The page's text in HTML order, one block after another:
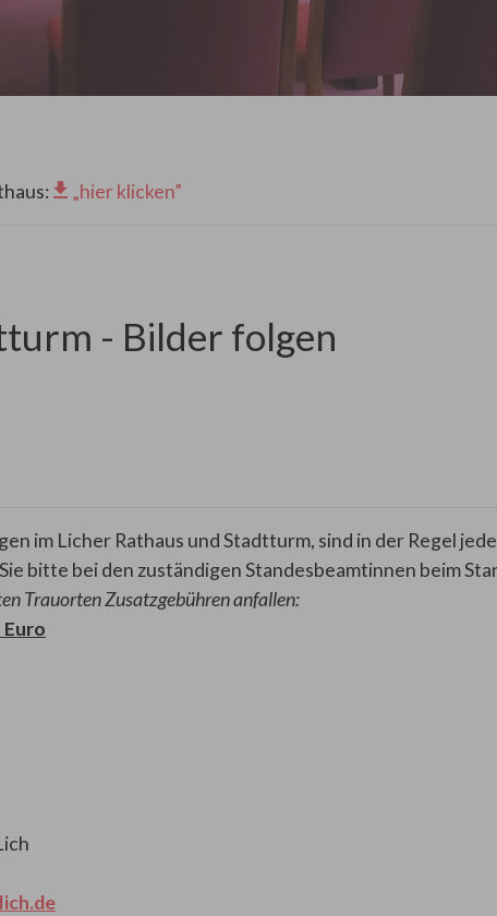
„hier klicken”
- Bilder folgen
im Licher Rathaus und Stadtturm, sind in der Regel
bitte bei den zuständigen Standesbeamtinnen beim
Trauorten Zusatzgebühren anfallen:
Euro